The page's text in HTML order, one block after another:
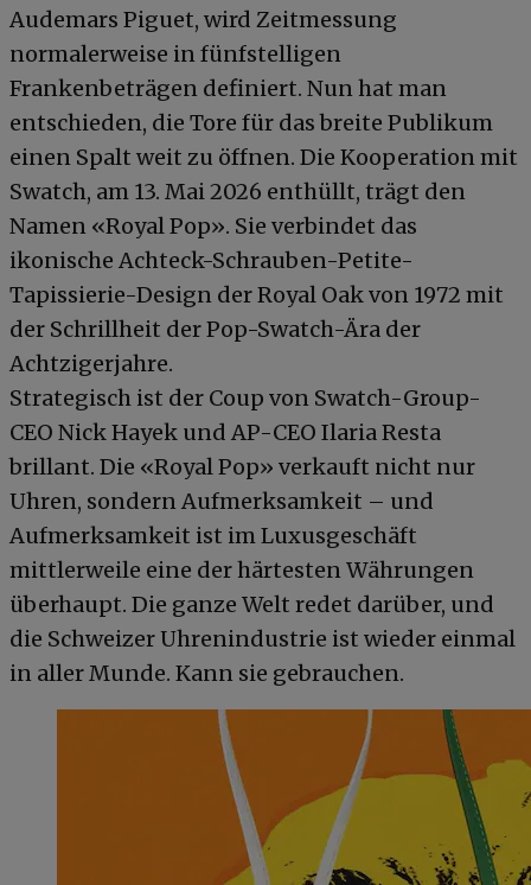
Audemars Piguet, wird Zeitmessung
normalerweise in fünfstelligen
Frankenbeträgen definiert. Nun hat man
entschieden, die Tore für das breite Publikum
einen Spalt weit zu öffnen. Die Kooperation mit
Swatch, am 13. Mai 2026 enthüllt, trägt den
Namen «Royal Pop». Sie verbindet das
ikonische Achteck-Schrauben-Petite-
Tapissierie-Design der Royal Oak von 1972 mit
der Schrillheit der Pop-Swatch-Ära der
Achtzigerjahre.
Strategisch ist der Coup von Swatch-Group-
CEO Nick Hayek und AP-CEO Ilaria Resta
brillant. Die «Royal Pop» verkauft nicht nur
Uhren, sondern Aufmerksamkeit – und
Aufmerksamkeit ist im Luxusgeschäft
mittlerweile eine der härtesten Währungen
überhaupt. Die ganze Welt redet darüber, und
die Schweizer Uhrenindustrie ist wieder einmal
in aller Munde. Kann sie gebrauchen.